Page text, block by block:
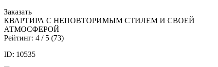
Заказать
КВАРТИРА С НЕПОВТОРИМЫМ СТИЛЕМ И СВОЕЙ
АТМОСФЕРОЙ
Рейтинг: 4 / 5 (73)
ID: 10535